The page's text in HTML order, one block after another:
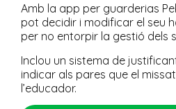
Amb la app per guarderias
pot decidir i modificar el seu
per no entorpir la gestió dels
Inclou un sistema de
indicar als pares que el
l’educador.